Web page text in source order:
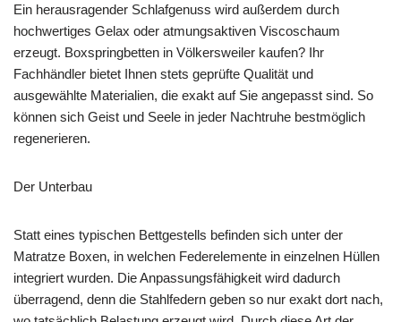
Ein herausragender Schlafgenuss wird außerdem durch
hochwertiges Gelax oder atmungsaktiven Viscoschaum
erzeugt. Boxspringbetten in Völkersweiler kaufen? Ihr
Fachhändler bietet Ihnen stets geprüfte Qualität und
ausgewählte Materialien, die exakt auf Sie angepasst sind. So
können sich Geist und Seele in jeder Nachtruhe bestmöglich
regenerieren.
Der Unterbau
Statt eines typischen Bettgestells befinden sich unter der
Matratze Boxen, in welchen Federelemente in einzelnen Hüllen
integriert wurden. Die Anpassungsfähigkeit wird dadurch
überragend, denn die Stahlfedern geben so nur exakt dort nach,